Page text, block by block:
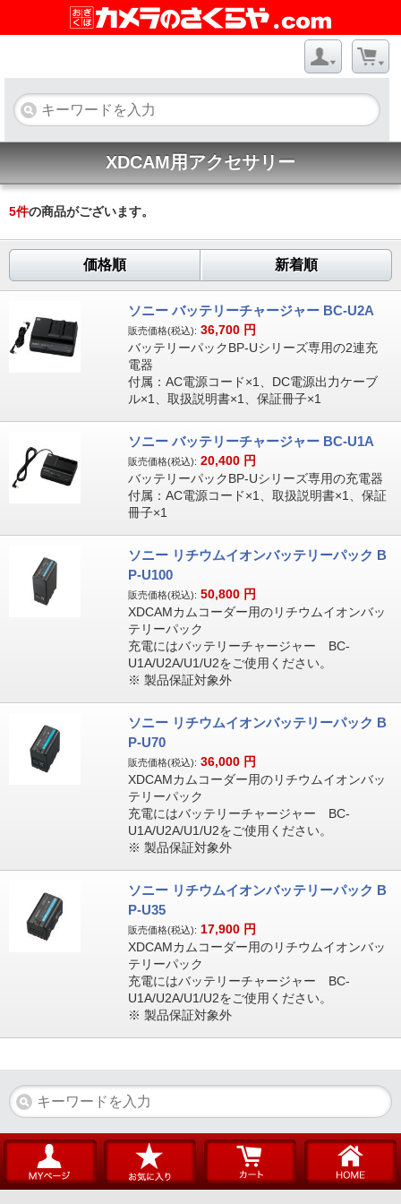
XDCAM用アクセサリー
5件の商品がございます。
価格順 新着順
ソニー バッテリーチャージャー BC-U2A
販売価格(税込): 36,700 円
バッテリーパックBP-Uシリーズ専用の2連充
電器
付属：AC電源コード×1、DC電源出力ケーブ
ル×1、取扱説明書×1、保証冊子×1
ソニー バッテリーチャージャー BC-U1A
販売価格(税込): 20,400 円
バッテリーパックBP-Uシリーズ専用の充電器
付属：AC電源コード×1、取扱説明書×1、保証
冊子×1
ソニー リチウムイオンバッテリーパック B
P-U100
販売価格(税込): 50,800 円
XDCAMカムコーダー用のリチウムイオンバッ
テリーパック
充電にはバッテリーチャージャー BC-
U1A/U2A/U1/U2をご使用ください。
※ 製品保証対象外
ソニー リチウムイオンバッテリーパック B
P-U70
販売価格(税込): 36,000 円
XDCAMカムコーダー用のリチウムイオンバッ
テリーパック
充電にはバッテリーチャージャー BC-
U1A/U2A/U1/U2をご使用ください。
※ 製品保証対象外
ソニー リチウムイオンバッテリーパック B
P-U35
販売価格(税込): 17,900 円
XDCAMカムコーダー用のリチウムイオンバッ
テリーパック
充電にはバッテリーチャージャー BC-
U1A/U2A/U1/U2をご使用ください。
※ 製品保証対象外